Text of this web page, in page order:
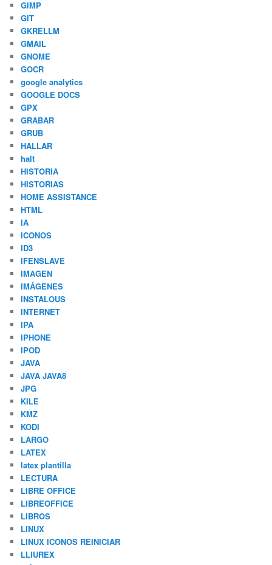
GIMP
GIT
GKRELLM
GMAIL
GNOME
GOCR
google analytics
GOOGLE DOCS
GPX
GRABAR
GRUB
HALLAR
halt
HISTORIA
HISTORIAS
HOME ASSISTANCE
HTML
IA
ICONOS
ID3
IFENSLAVE
IMAGEN
IMÁGENES
INSTALOUS
INTERNET
IPA
IPHONE
IPOD
JAVA
JAVA JAVA8
JPG
KILE
KMZ
KODI
LARGO
LATEX
latex plantilla
LECTURA
LIBRE OFFICE
LIBREOFFICE
LIBROS
LINUX
LINUX ICONOS REINICIAR
LLIUREX